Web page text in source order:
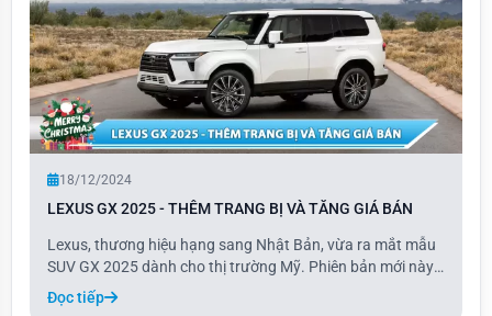
18/12/2024
LEXUS GX 2025 - THÊM TRANG BỊ VÀ TĂNG GIÁ BÁN
Lexus, thương hiệu hạng sang Nhật Bản, vừa ra mắt mẫu
SUV GX 2025 dành cho thị trường Mỹ. Phiên bản mới này
là bản nâng cấp của dòng GX, với giá bán tăng nhẹ cùng
nhiều trang bị tiêu chuẩn được bổ sung.
Đọc tiếp